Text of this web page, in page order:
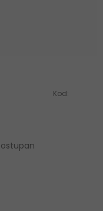
Kod: